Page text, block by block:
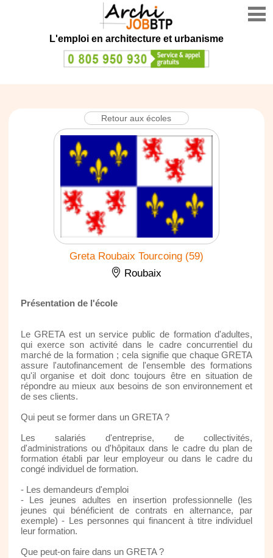
L'emploi en architecture et urbanisme
Retour aux écoles
Greta Roubaix Tourcoing (59)
Roubaix
Présentation de l'école
Le GRETA est un service public de formation d'adultes,
qui exerce son activité dans le cadre concurrentiel du
marché de la formation ; cela signifie que chaque GRETA
assure l'autofinancement de l'ensemble des formations
qu'il organise et doit donc toujours être en situation de
répondre au mieux aux besoins de son environnement et
de ses clients.
Qui peut se former dans un GRETA ?
Les salariés d'entreprise, de collectivités,
d'administrations ou d'hôpitaux dans le cadre du plan de
formation établi par leur employeur ou dans le cadre du
congé individuel de formation.
- Les demandeurs d'emploi
- Les jeunes adultes en insertion professionnelle (les
jeunes qui bénéficient de contrats en alternance, par
exemple) - Les personnes qui financent à titre individuel
leur formation.
Que peut-on faire dans un GRETA ?